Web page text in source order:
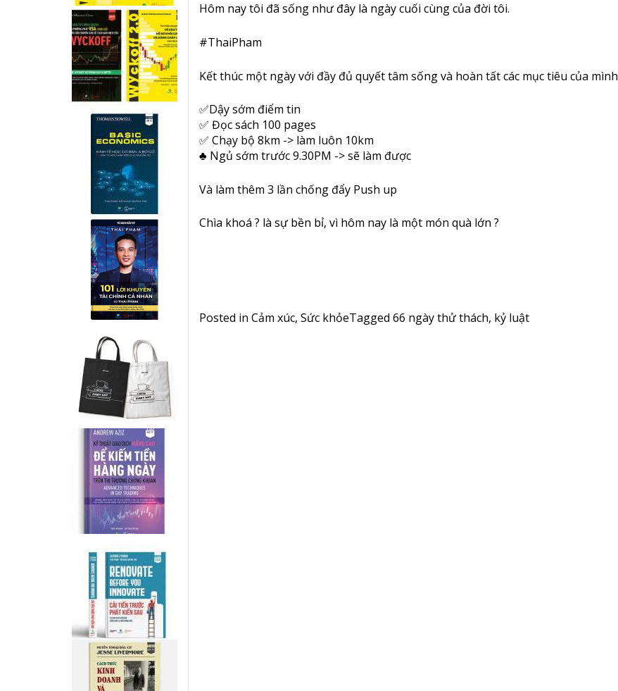
Hôm nay tôi đã sống như đây là ngày cuối cùng của đời tôi.
#ThaiPham
Kết thúc một ngày với đầy đủ quyết tâm sống và hoàn tất các mục tiêu của mình
✅Dậy sớm điểm tin
✅ Đọc sách 100 pages
✅ Chạy bộ 8km -> làm luôn 10km
♣️ Ngủ sớm trước 9.30PM -> sẽ làm được
Và làm thêm 3 lần chống đẩy Push up
Chìa khoá ? là sự bền bỉ, vì hôm nay là một món quà lớn ?
Posted in Cảm xúc, Sức khỏeTagged 66 ngày thử thách, kỷ luật